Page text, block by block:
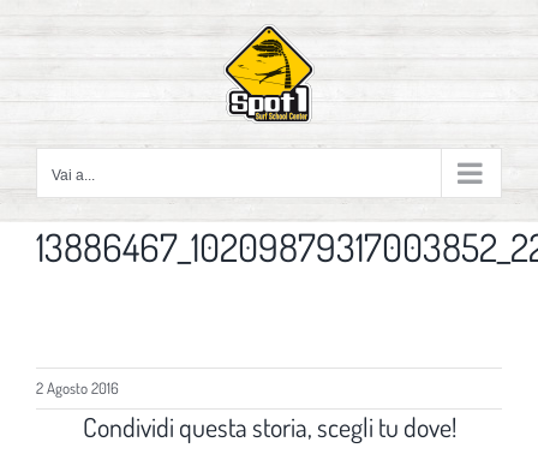
contenuto
Vai a...
2 Agosto 2016
Condividi questa storia, scegli tu dove!